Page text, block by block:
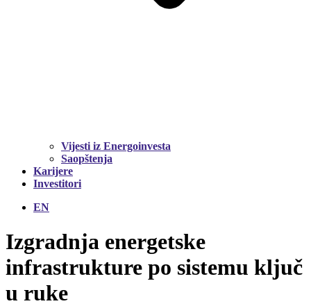
Vijesti iz Energoinvesta
Saopštenja
Karijere
Investitori
EN
Izgradnja energetske
infrastrukture po sistemu ključ
u ruke